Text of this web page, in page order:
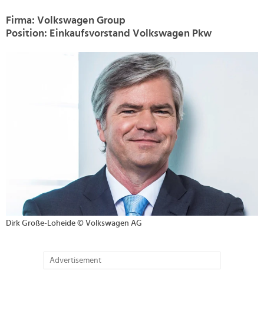
Firma: Volkswagen Group
Position: Einkaufsvorstand Volkswagen Pkw
Dirk Große-Loheide © Volkswagen AG
Advertisement